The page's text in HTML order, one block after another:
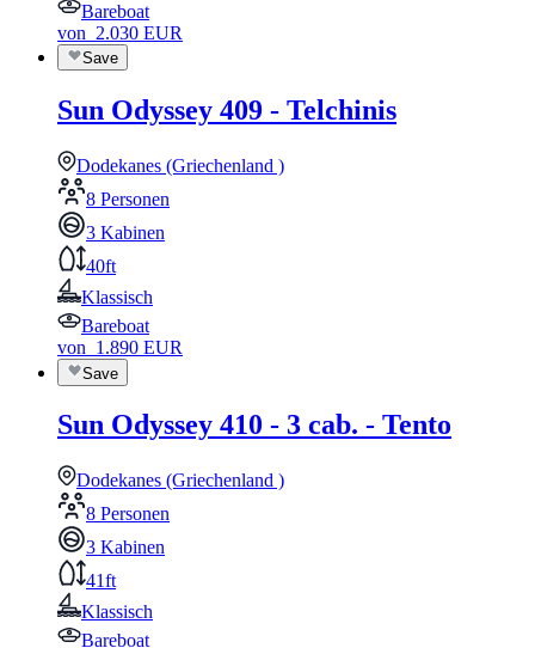
Bareboat
von 2.030 EUR
Save
Sun Odyssey 409 - Telchinis
Dodekanes (Griechenland )
8 Personen
3 Kabinen
40ft
Klassisch
Bareboat
von 1.890 EUR
Save
Sun Odyssey 410 - 3 cab. - Tento
Dodekanes (Griechenland )
8 Personen
3 Kabinen
41ft
Klassisch
Bareboat